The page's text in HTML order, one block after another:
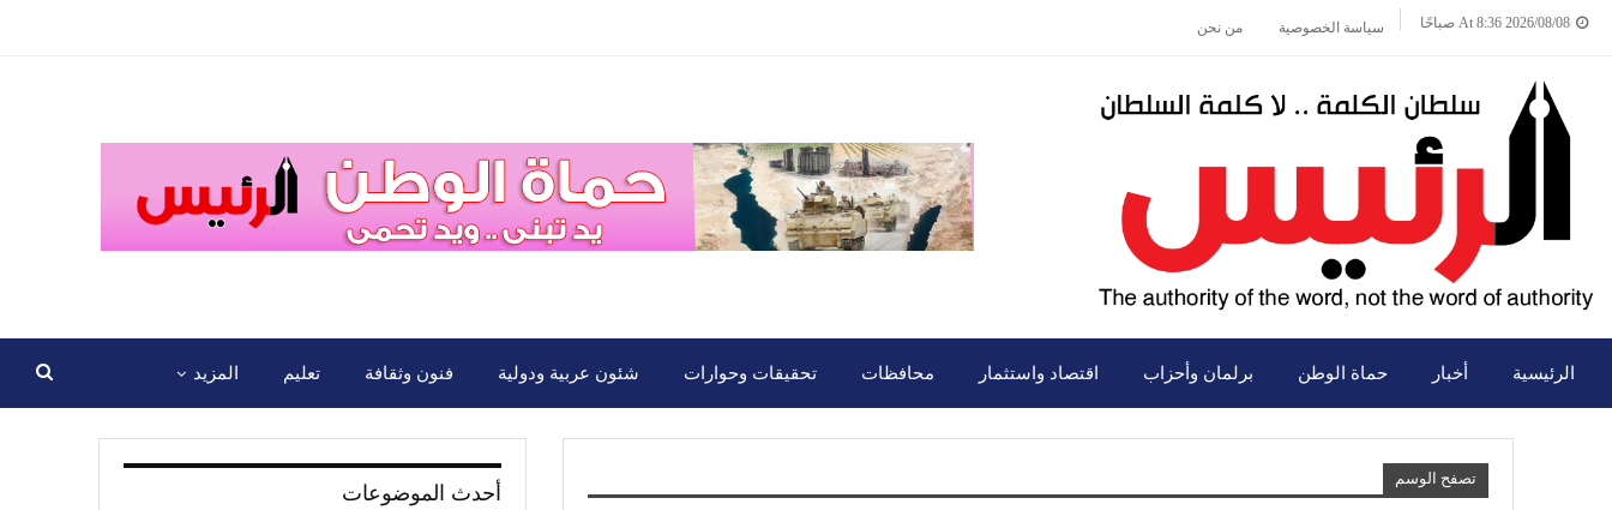
2026/08/08 At 8:36 صباحًا سياسة الخصوصية من نحن
الرئيسية أخبار حماة الوطن برلمان وأحزاب اقتصاد واستثمار محافظات تحقيقات وحوارات شئون عربية ودولية فنون وثقافة تعليم المزيد
تصفح الوسم
أحدث الموضوعات